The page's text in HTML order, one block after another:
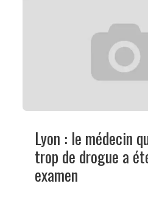
Lyon : le médecin
trop de drogue a
examen